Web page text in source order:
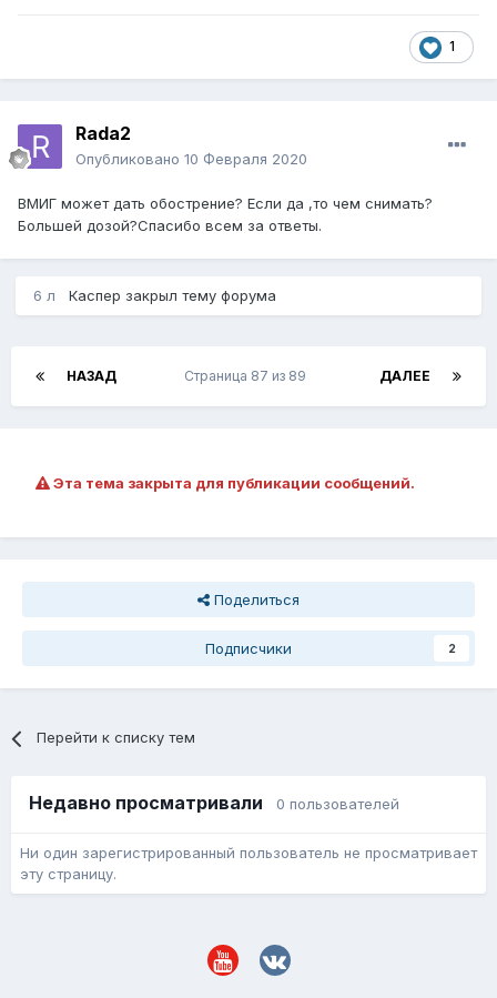
1
Rada2
Опубликовано 10 Февраля 2020
ВМИГ может дать обострение? Если да ,то чем снимать?
Большей дозой?Спасибо всем за ответы.
6 л Каспер закрыл тему форума
НАЗАД ДАЛЕЕ
Страница 87 из 89
Эта тема закрыта для публикации сообщений.
Поделиться
Подписчики 2
Перейти к списку тем
Недавно просматривали 0 пользователей
Ни один зарегистрированный пользователь не просматривает
эту страницу.